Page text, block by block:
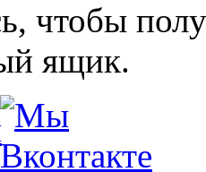
чтобы
ящик.